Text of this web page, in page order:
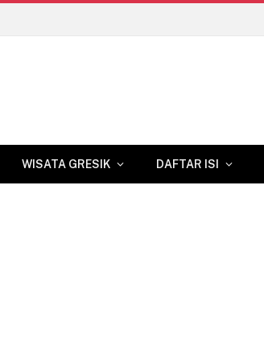
WISATA GRESIK DAFTAR ISI